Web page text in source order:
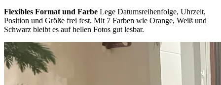
Flexibles Format und Farbe Lege Datumsreihenfolge, Uhrzeit,
Position und Größe frei fest. Mit 7 Farben wie Orange, Weiß und
Schwarz bleibt es auf hellen Fotos gut lesbar.